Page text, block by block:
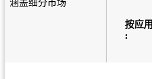
涵盖细分市场
按应用
: